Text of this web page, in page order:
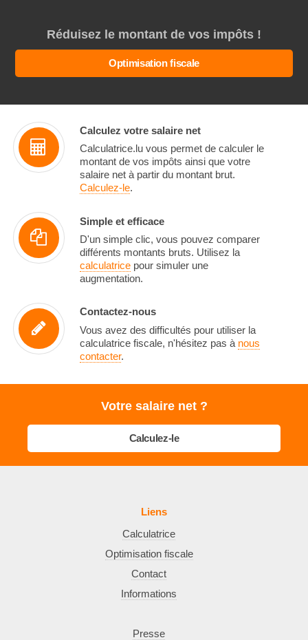
Réduisez le montant de vos impôts !
Optimisation fiscale
Calculez votre salaire net
Calculatrice.lu vous permet de calculer le
montant de vos impôts ainsi que votre
salaire net à partir du montant brut.
Calculez-le.
Simple et efficace
D'un simple clic, vous pouvez comparer
différents montants bruts. Utilisez la
calculatricepour simuler une
augmentation.
Contactez-nous
Vous avez des difficultés pour utiliser la
calculatrice fiscale, n'hésitez pas à nous
contacter.
Votre salaire net ?
Calculez-le
Liens
Calculatrice
Optimisation fiscale
Contact
Informations
Presse